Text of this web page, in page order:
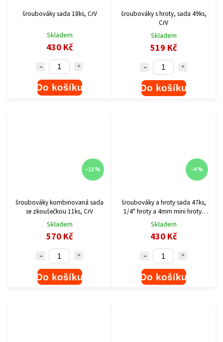
šroubováky sada 18ks, CrV
Skladem
430 Kč
Do košíku
šroubováky s hroty, sada 49ks,
CrV
Skladem
519 Kč
Do košíku
–13 %
šroubováky kombinovaná sada
se zkoušečkou 11ks, CrV
Skladem
570 Kč
Do košíku
–4 %
šroubováky a hroty sada 47ks,
1/4" hroty a 4mm mini hroty,
CrV
Skladem
430 Kč
Do košíku